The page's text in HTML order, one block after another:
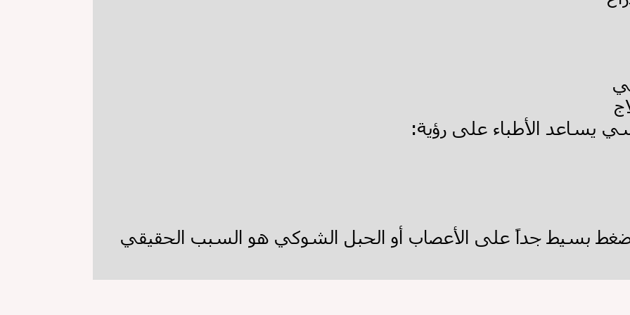
يساعد الأطباء على رؤية
بسيط جداً على الأعصاب أو الحبل الشوكي هو السبب الحقيقي